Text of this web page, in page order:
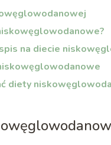
na diecie
diety